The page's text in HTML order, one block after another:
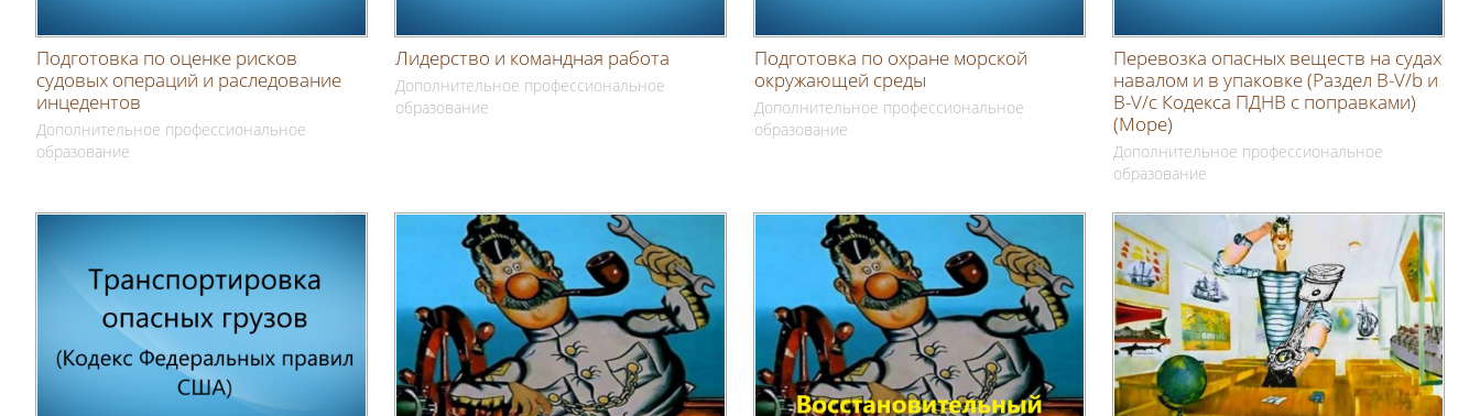
Подготовка по оценке рисков
судовых операций и раследование
инцедентов
Дополнительное профессиональное
образование
Лидерство и командная работа
Дополнительное профессиональное
образование
Подготовка по охране морской
окружающей среды
Дополнительное профессиональное
образование
Перевозка опасных веществ на судах
навалом и в упаковке (Раздел В-V/b и
В-V/с Кодекса ПДНВ с поправками)
(Море)
Дополнительное профессиональное
образование